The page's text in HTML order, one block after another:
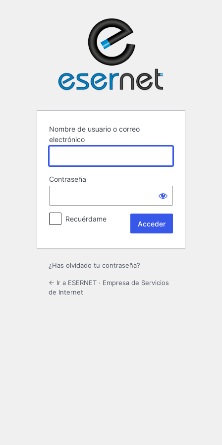
Nombre de usuario o correo
electrónico
Contraseña
Recuérdame
¿Has olvidado tu contraseña?
← Ir a ESERNET · Empresa de Servicios
de Internet